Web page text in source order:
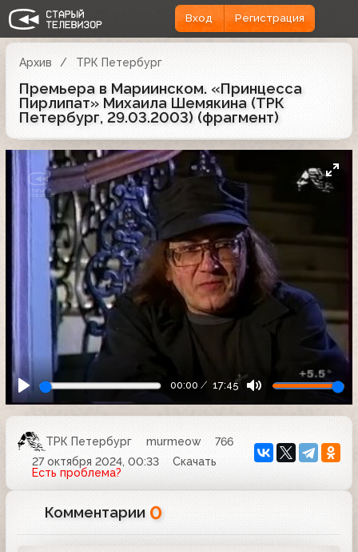
Вход Регистрация
Архив ТРК Петербург
Премьера в Мариинском. «Принцесса
Пирлипат» Михаила Шемякина (ТРК
Петербург, 29.03.2003) (фрагмент)
00:00 17:45
ТРК Петербург murmeow
766
27 октября 2024, 00:33
Скачать
Есть проблема?
Комментарии 0